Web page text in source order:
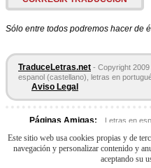
Sólo entre todos podremos hacer de
TraduceLetras.net - Copyright
espanol (castellano), letras en
Aviso Legal
Páginas Amigas: Letras en
Este sitio web usa cookies propias y de
navegación y personalizar contenido y
aceptando su